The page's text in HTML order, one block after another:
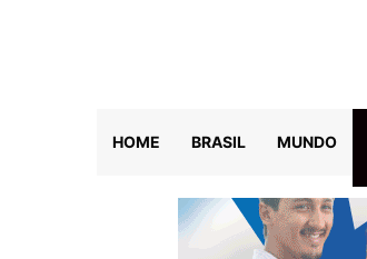
HOME BRASIL MUNDO